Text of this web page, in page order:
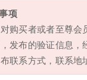
项
购买者或者至尊会
发布的验证信息，
联系方式，联系地